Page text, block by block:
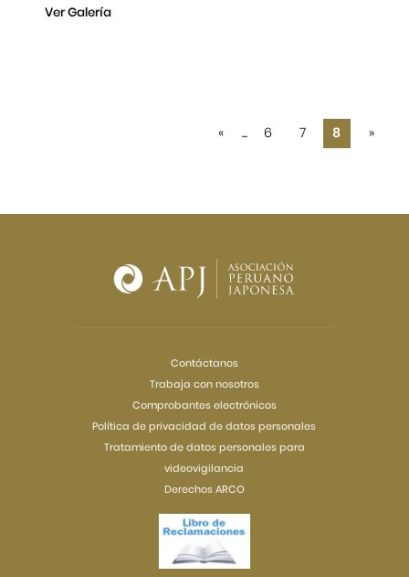
Ver Galería
« ... 6 7 8 »
Contáctanos
Trabaja con nosotros
Comprobantes electrónicos
Política de privacidad de datos personales
Tratamiento de datos personales para
videovigilancia
Derechos ARCO